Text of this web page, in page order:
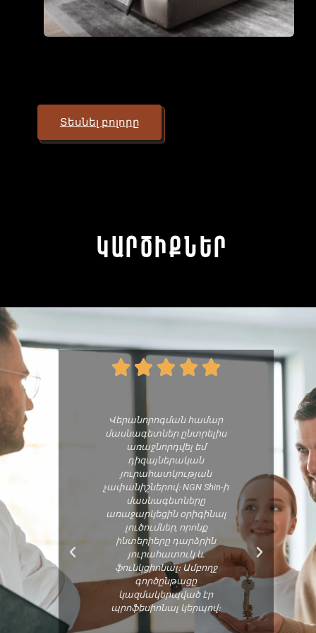
ապամոնտաժում
և տեղադրում
հեռացում
Տեսնել բոլորը
Կարծիքներ
    
եմ NGN
հետ
համար:
և
բարձր
վրա են:
ավարտին
Վերանորոգման համար
մասնագետներ ընտրելիս
առաջնորդվել եմ
դիզայներական
յուրահատկության
չափանիշներով։ NGN Shin-ի
մասնագետները
առաջարկեցին օրիգինալ
լուծումներ, որոնք
ինտերիերը դարձրին
յուրահատուկ և
ֆունկցիոնալ։ Ամբողջ
գործընթացը
կազմակերպված էր
պրոֆեսիոնալ կերպով։
Ինձ
հետ
արագ